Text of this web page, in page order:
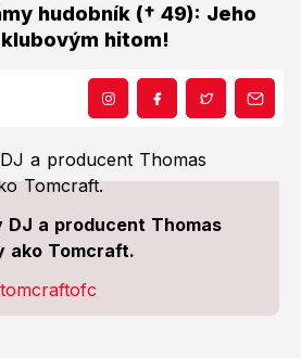
hudobník († 49): Jeho
hitom!
DJ a producent Thomas
ako Tomcraft.